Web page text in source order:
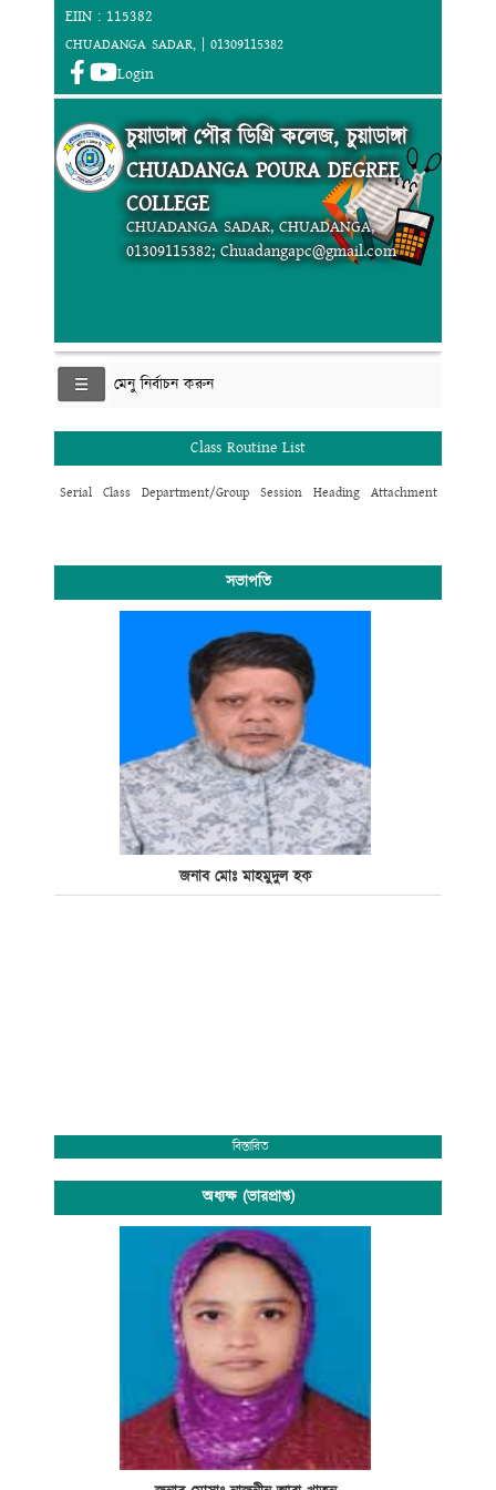
EIIN : 115382
CHUADANGA SADAR, | 01309115382
Login
চুয়াডাঙ্গা পৌর ডিগ্রি কলেজ, চুয়াডাঙ্গা
CHUADANGA POURA DEGREE
COLLEGE
CHUADANGA SADAR, CHUADANGA,
01309115382; Chuadangapc@gmail.com
মেনু নির্বাচন করুন
Class Routine List
Serial Class Department/Group Session Heading Attachment
সভাপতি
জনাব মোঃ মাহমুদুল হক
বিস্তারিত
অধ্যক্ষ (ভারপ্রাপ্ত)